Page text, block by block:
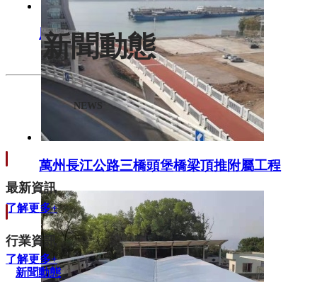
鳳回路鋼箱梁橋步履式多點頂推項目
萬州長江公路三橋頭堡橋梁頂推附屬工程
新聞動態
NEWS
最新資訊
了解更多+
行業資訊
了解更多+
新聞動態